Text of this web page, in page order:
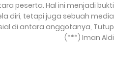
peserta. Hal ini menjadi bukti
diri, tetapi juga sebuah media
di antara anggotanya, Tutup
Iman Aldi (***)